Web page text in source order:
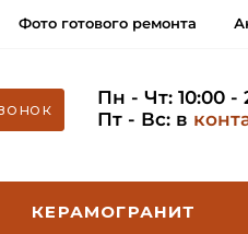
Фото готового ремонта
Пн - Чт: 10:00 -
Пт - Вс: в
КЕРАМОГРАНИТ